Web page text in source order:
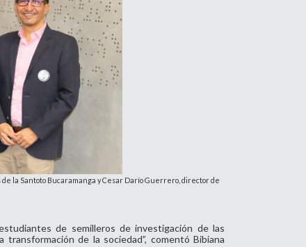
la Santoto Bucaramanga y Cesar Darío Guerrero, director de
de semilleros de investigación de las
de la sociedad”, comentó Bibiana